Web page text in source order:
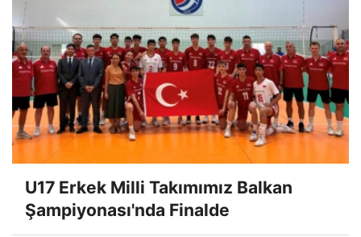
U17 Erkek Milli Takımımız Balkan
Şampiyonası'nda Finalde